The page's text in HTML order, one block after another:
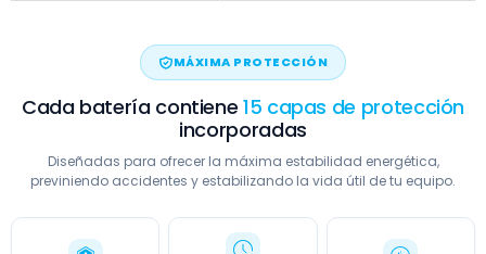
MÁXIMA PROTECCIÓN
Cada batería contiene 15 capas de protección
incorporadas
Diseñadas para ofrecer la máxima estabilidad energética,
previniendo accidentes y estabilizando la vida útil de tu equipo.